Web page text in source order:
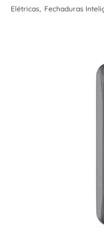
Elétricas Fechaduras